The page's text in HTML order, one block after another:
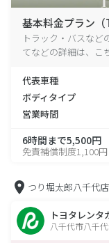
基本料金プラン（
トラック・バスな
てなどの詳細は、こ
代表車種
ボディタイプ
営業時間
6時間まで5,500円
免責補償制度1,100円
つり堀太郎八千代
トヨタレンタ
八千代市八千